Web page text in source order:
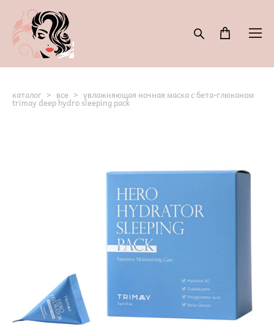
каталог > все > увлажняющая ночная маска с бета-глюканом
trimay deep hydro sleeping pack